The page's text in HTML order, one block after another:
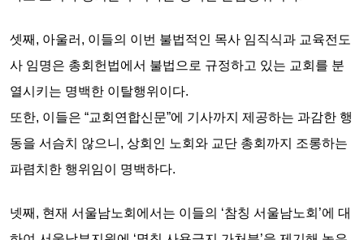
셋째, 아울러, 이들의 이번 불법적인 목사 임직식과 교육전도
사 임명은 총회헌법에서 불법으로 규정하고 있는 교회를 분
열시키는 명백한 이탈행위이다.
또한, 이들은 “교회연합신문”에 기사까지 제공하는 과감한 행
동을 서슴치 않으니, 상회인 노회와 교단 총회까지 조롱하는
파렴치한 행위임이 명백하다.
넷째, 현재 서울남노회에서는 이들의 ‘참칭 서울남노회’에 대